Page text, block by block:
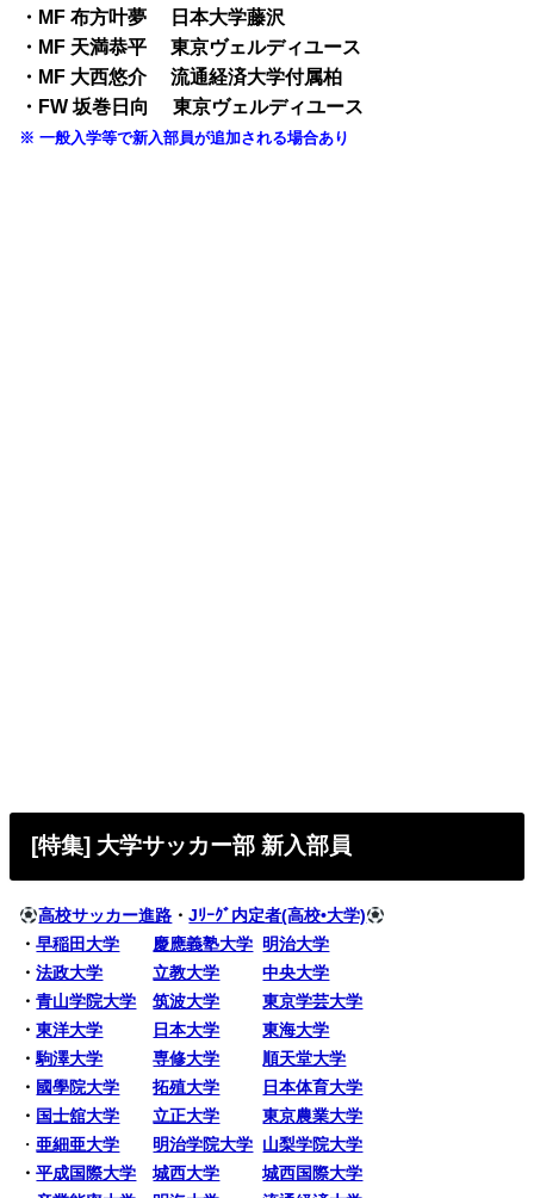
・MF 布方叶夢 日本大学藤沢
・MF 天満恭平 東京ヴェルディユース
・MF 大西悠介 流通経済大学付属柏
・FW 坂巻日向 東京ヴェルディユース
※ 一般入学等で新入部員が追加される場合あり
[特集] 大学サッカー部 新入部員
高校サッカー進路 ・Jﾘｰｸﾞ内定者(高校•大学)
・早稲田大学 慶應義塾大学 明治大学
・法政大学 立教大学
中央大学
・青山学院大学 筑波大学
東京学芸大学
・東洋大学 日本大学
東海大学
・駒澤大学 専修大学
順天堂大学
・ 國學院大学 拓殖大学
日本体育大学
・ 国士舘大学 立正大学
東京農業大学
・ 亜細亜大学 明治学院大学 山梨学院大学
・平成国際大学 城西大学
城西国際大学